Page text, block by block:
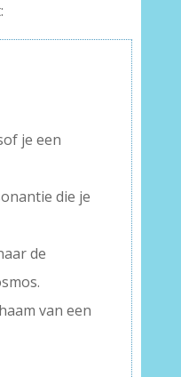
je een
die je
de
van een